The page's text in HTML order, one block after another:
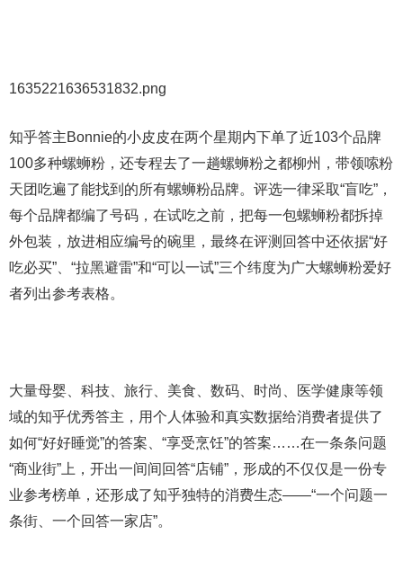
1635221636531832.png
知乎答主Bonnie的小皮皮在两个星期内下单了近103个品牌
100多种螺蛳粉，还专程去了一趟螺蛳粉之都柳州，带领嗦粉
天团吃遍了能找到的所有螺蛳粉品牌。评选一律采取“盲吃”，
每个品牌都编了号码，在试吃之前，把每一包螺蛳粉都拆掉
外包装，放进相应编号的碗里，最终在评测回答中还依据“好
吃必买”、“拉黑避雷”和“可以一试”三个纬度为广大螺蛳粉爱好
者列出参考表格。
大量母婴、科技、旅行、美食、数码、时尚、医学健康等领
域的知乎优秀答主，用个人体验和真实数据给消费者提供了
如何“好好睡觉”的答案、“享受烹饪”的答案……在一条条问题
“商业街”上，开出一间间回答“店铺”，形成的不仅仅是一份专
业参考榜单，还形成了知乎独特的消费生态——“一个问题一
条街、一个回答一家店”。